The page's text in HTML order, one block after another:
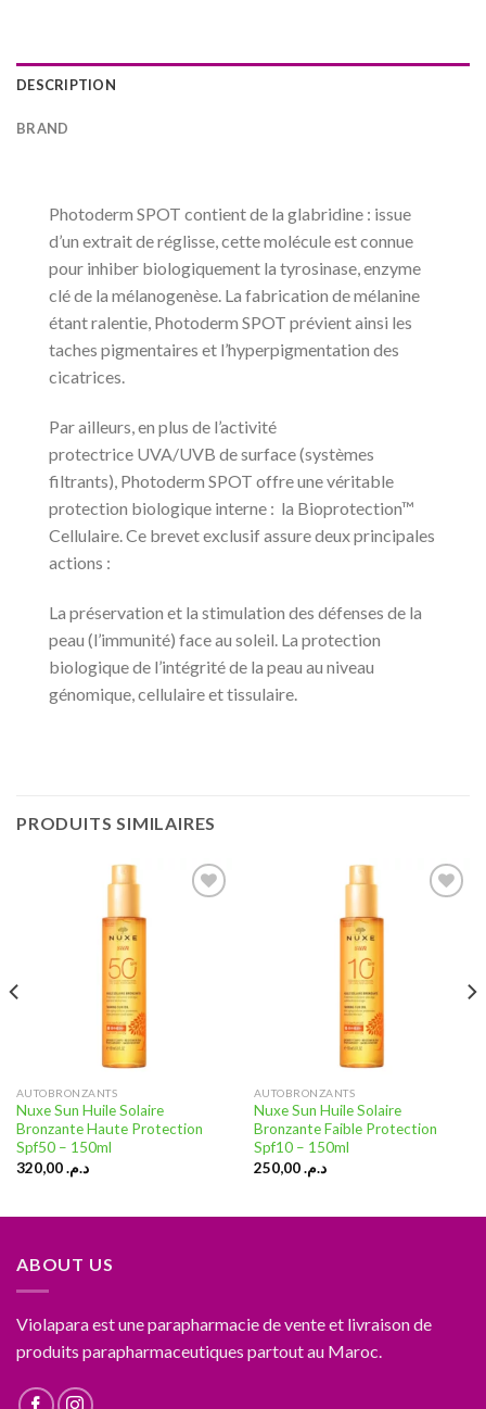
DESCRIPTION
BRAND
Photoderm SPOT contient de la glabridine : issue
d’un extrait de réglisse, cette molécule est connue
pour inhiber biologiquement la tyrosinase, enzyme
clé de la mélanogenèse. La fabrication de mélanine
étant ralentie, Photoderm SPOT prévient ainsi les
taches pigmentaires et l’hyperpigmentation des
cicatrices.
Par ailleurs, en plus de l’activité
protectrice UVA/UVB de surface (systèmes
filtrants), Photoderm SPOT offre une véritable
protection biologique interne : la Bioprotection™
Cellulaire. Ce brevet exclusif assure deux principales
actions :
La préservation et la stimulation des défenses de la
peau (l’immunité) face au soleil. La protection
biologique de l’intégrité de la peau au niveau
génomique, cellulaire et tissulaire.
PRODUITS SIMILAIRES
AUTOBRONZANTS
Nuxe Sun Huile Solaire
Bronzante Haute Protection
Spf50 – 150ml
د.م.320,00
AUTOBRONZANTS
Nuxe Sun Huile Solaire
Bronzante Faible Protection
Spf10 – 150ml
د.م.250,00
ABOUT US
Violapara est une parapharmacie de vente et livraison de
produits parapharmaceutiques partout au Maroc.